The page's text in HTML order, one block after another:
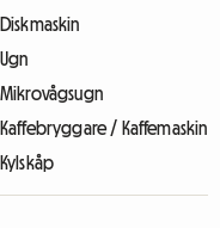
Diskmaskin
Ugn
Mikrovågsugn
Kaffebryggare / Kaffemaskin
Kylskåp